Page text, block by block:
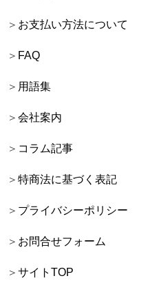
お支払い方法について
FAQ
用語集
会社案内
コラム記事
特商法に基づく表記
プライバシーポリシー
お問合せフォーム
サイトTOP